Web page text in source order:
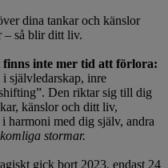
dina tankar och känslor
– så blir ditt liv.
finns inte mer tid att förlora:
självledarskap, inre
Den riktar sig till dig
känslor och ditt liv,
harmoni med dig själv, andra
stormar.
gick bort 2023, endast 24